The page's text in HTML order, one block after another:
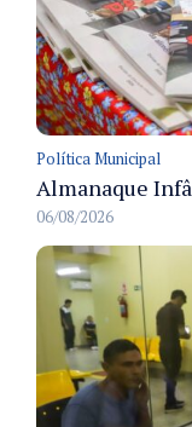
Política Municipal
06/08/2026